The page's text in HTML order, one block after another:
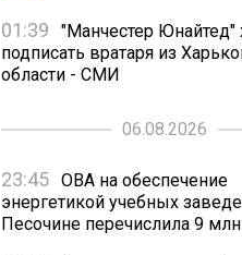
01:39
"Манчестер Юнайтед"
подписать вратаря из
области - СМИ
06.08.2026
23:45 ОВА на обеспечение
энергетикой учебных
Песочине перечислила 9